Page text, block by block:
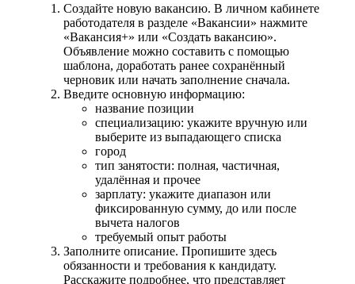
Создайте новую вакансию. В личном кабинете
работодателя в разделе «Вакансии» нажмите
«Вакансия+» или «Создать вакансию».
Объявление можно составить с помощью
шаблона, доработать ранее сохранённый
черновик или начать заполнение сначала.
Введите основную информацию:
название позиции
специализацию: укажите вручную или
выберите из выпадающего списка
город
тип занятости: полная, частичная,
удалённая и прочее
зарплату: укажите диапазон или
фиксированную сумму, до или после
вычета налогов
требуемый опыт работы
Заполните описание. Пропишите здесь
обязанности и требования к кандидату.
Расскажите подробнее, что представляет